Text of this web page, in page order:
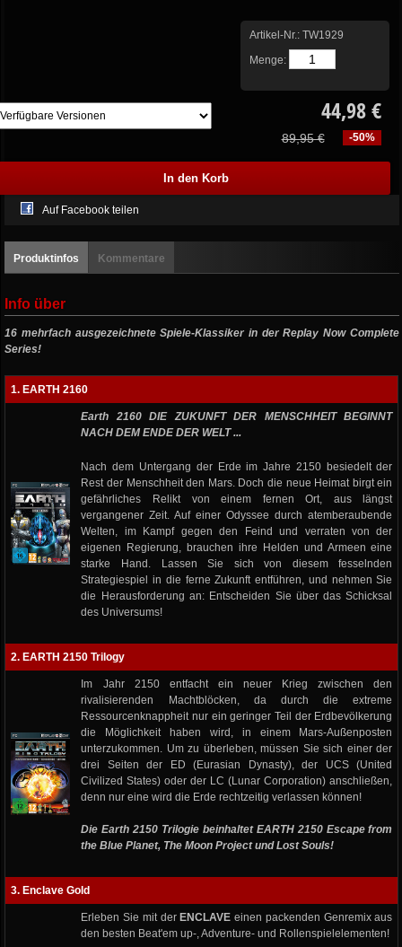
Artikel-Nr.: TW1929
Menge:
44,98 €
-50%
89,95 €
Auf Facebook teilen
Produktinfos Kommentare
Info über
16 mehrfach ausgezeichnete Spiele-Klassiker in der Replay Now Complete
Series!
1. EARTH 2160
Earth 2160 DIE ZUKUNFT DER MENSCHHEIT BEGINNT
NACH DEM ENDE DER WELT ...
Nach dem Untergang der Erde im Jahre 2150 besiedelt der
Rest der Menschheit den Mars. Doch die neue Heimat birgt ein
gefährliches Relikt von einem fernen Ort, aus längst
vergangener Zeit. Auf einer Odyssee durch atemberaubende
Welten, im Kampf gegen den Feind und verraten von der
eigenen Regierung, brauchen ihre Helden und Armeen eine
starke Hand. Lassen Sie sich von diesem fesselnden
Strategiespiel in die ferne Zukunft entführen, und nehmen Sie
die Herausforderung an: Entscheiden Sie über das Schicksal
des Universums!
2. EARTH 2150 Trilogy
Im Jahr 2150 entfacht ein neuer Krieg zwischen den
rivalisierenden Machtblöcken, da durch die extreme
Ressourcenknappheit nur ein geringer Teil der Erdbevölkerung
die Möglichkeit haben wird, in einem Mars-Außenposten
unterzukommen. Um zu überleben, müssen Sie sich einer der
drei Seiten der ED (Eurasian Dynasty), der UCS (United
Civilized States) oder der LC (Lunar Corporation) anschließen,
denn nur eine wird die Erde rechtzeitig verlassen können!
Die Earth 2150 Trilogie beinhaltet EARTH 2150 Escape from
the Blue Planet, The Moon Project und Lost Souls!
3. Enclave Gold
Erleben Sie mit der ENCLAVEeinen packenden Genremix aus
den besten Beat'em up-, Adventure- und Rollenspielelementen!